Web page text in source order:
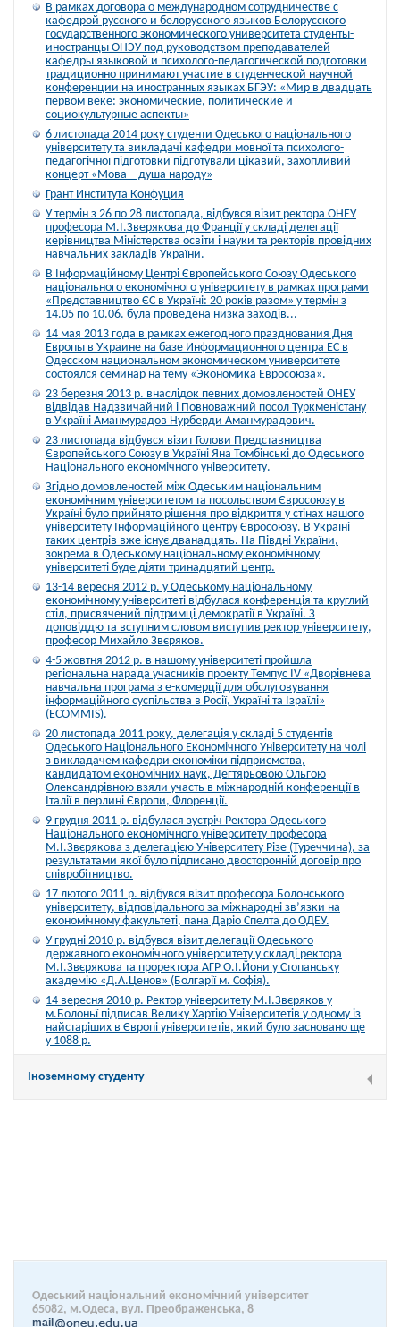
В рамках договора о международном сотрудничестве с
кафедрой русского и белорусского языков Белорусского
государственного экономического университета студенты-
иностранцы ОНЭУ под руководством преподавателей
кафедры языковой и психолого-педагогической подготовки
традиционно принимают участие в студенческой научной
конференции на иностранных языках БГЭУ: «Мир в двадцать
первом веке: экономические, политические и
социокультурные аспекты»
6 листопада 2014 року студенти Одеського національного
університету та викладачі кафедри мовної та психолого-
педагогічної підготовки підготували цікавий, захопливий
концерт «Мова – душа народу»
Грант Института Конфуция
У термін з 26 по 28 листопада, відбувся візит ректора ОНЕУ
професора М.І.Зверякова до Франції у складі делегації
керівництва Міністерства освіти і науки та ректорів провідних
навчальних закладів України.
В Інформаційному Центрі Європейського Союзу Одеського
національного економічного університету в рамках програми
«Представництво ЄС в Україні: 20 років разом» у термін з
14.05 по 10.06. була проведена низка заходів...
14 мая 2013 года в рамках ежегодного празднования Дня
Европы в Украине на базе Информационного центра ЕС в
Одесском национальном экономическом университете
состоялся семинар на тему «Экономика Евросоюза».
23 березня 2013 р. внаслідок певних домовленостей ОНЕУ
відвідав Надзвичайний і Повноважний посол Туркменістану
в Україні Аманмурадов Нурберди Аманмурадович.
23 листопада відбувся візит Голови Представництва
Європейського Союзу в Україні Яна Томбінські до Одеського
Національного економічного університету.
Згідно домовленостей між Одеським національним
економічним університетом та посольством Євросоюзу в
Україні було прийнято рішення про відкриття у стінах нашого
університету Інформаційного центру Євросоюзу. В Україні
таких центрів вже існує дванадцять. На Півдні України,
зокрема в Одеському національному економічному
університеті буде діяти тринадцятий центр.
13-14 вересня 2012 р. у Одеському національному
економічному університеті відбулася конференція та круглий
стіл, присвячений підтримці демократії в Україні. З
доповіддю та вступним словом виступив ректор університету,
професор Михайло Звєряков.
4-5 жовтня 2012 р. в нашому університеті пройшла
регіональна нарада учасників проекту Темпус IV «Дворівнева
навчальна програма з е-комерції для обслуговування
інформаційного суспільства в Росії, Україні та Ізраїлі»
(ECOMMIS).
20 листопада 2011 року, делегація у складі 5 студентів
Одеського Національного Економічного Університету на чолі
з викладачем кафедри економіки підприємства,
кандидатом економічних наук, Дегтярьовою Ольгою
Олександрівною взяли участь в міжнародній конференції в
Італії в перлині Європи, Флоренції.
9 грудня 2011 р. відбулася зустріч Ректора Одеського
Національного економічного університету професора
М.І.Звєрякова з делегацією Університету Різе (Туреччина), за
результатами якої було підписано двосторонній договір про
співробітництво.
17 лютого 2011 р. відбувся візит професора Болонського
університету, відповідального за міжнародні зв’язки на
економічному факультеті, пана Даріо Спелта до ОДЕУ.
У грудні 2010 р. відбувся візит делегації Одеського
державного економічного університету у складі ректора
М.І.Звєрякова та проректора АГР О.І.Йони у Стопанську
академію «Д.А.Ценов» (Болгарії м. Софія).
14 вересня 2010 р. Ректор університету М.І.Звєряков у
м.Болоньї підписав Велику Хартію Університетів у одному із
найстаріших в Європі університетів, який було засновано ще
у 1088 р.
Іноземному студенту
Одеський національний економічний університет
65082, м.Одеса, вул. Преображенська, 8
mail